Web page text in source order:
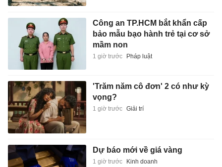
Công an TP.HCM bắt khẩn cấp
bảo mẫu bạo hành trẻ tại cơ sở
mầm non
1 giờ trước Pháp luật
'Trăm năm cô đơn' 2 có như kỳ
vọng?
1 giờ trước Giải trí
Dự báo mới về giá vàng
1 giờ trước Kinh doanh